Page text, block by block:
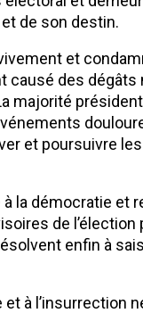
de son destin.
et
causé des
majorité
et poursuivre
la démocratie et
de
enfin à
et à